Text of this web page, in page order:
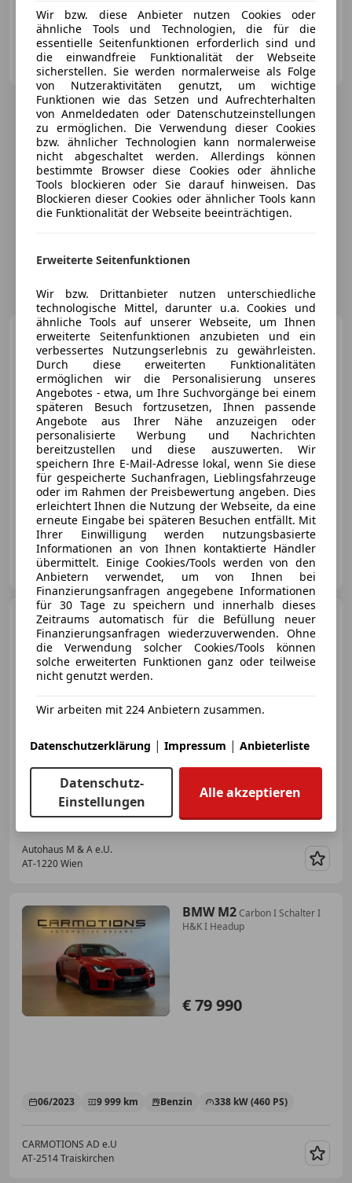
04/2026 12 003 km Benzin 221 kW (300 PS)
DENZEL Wien Oberlaa
AT-1100 Wien
BMW M2Coupé DKG LCI
Facelift Pickerl von Landesregier...
€ 46 999
05/2018 80 000 km Benzin 272 kW (370 PS)
Autopark Donaufeld GmbH
AT-1210 Wien
BMW M2M2 Coupé
Aut./2.926km/Neuw./Milltek/PPF/NP
115.000
€ 94 800
03/2026 2 926 km
Autohaus M & A e.U.
AT-1220 Wien
BMW M2Carbon I Schalter I
H&K I Headup
€ 79 990
06/2023 9 999 km Benzin 338 kW (460 PS)
CARMOTIONS AD e.U
AT-2514 Traiskirchen
Wir bzw. diese Anbieter nutzen Cookies oder
ähnliche Tools und Technologien, die für die
essentielle Seitenfunktionen erforderlich sind und
die einwandfreie Funktionalität der Webseite
sicherstellen. Sie werden normalerweise als Folge
von Nutzeraktivitäten genutzt, um wichtige
Funktionen wie das Setzen und Aufrechterhalten
von Anmeldedaten oder Datenschutzeinstellungen
zu ermöglichen. Die Verwendung dieser Cookies
bzw. ähnlicher Technologien kann normalerweise
nicht abgeschaltet werden. Allerdings können
bestimmte Browser diese Cookies oder ähnliche
Tools blockieren oder Sie darauf hinweisen. Das
Blockieren dieser Cookies oder ähnlicher Tools kann
die Funktionalität der Webseite beeinträchtigen.
Erweiterte Seitenfunktionen
Wir bzw. Drittanbieter nutzen unterschiedliche
technologische Mittel, darunter u.a. Cookies und
ähnliche Tools auf unserer Webseite, um Ihnen
erweiterte Seitenfunktionen anzubieten und ein
verbessertes Nutzungserlebnis zu gewährleisten.
Durch diese erweiterten Funktionalitäten
ermöglichen wir die Personalisierung unseres
Angebotes - etwa, um Ihre Suchvorgänge bei einem
späteren Besuch fortzusetzen, Ihnen passende
Angebote aus Ihrer Nähe anzuzeigen oder
personalisierte Werbung und Nachrichten
bereitzustellen und diese auszuwerten. Wir
speichern Ihre E-Mail-Adresse lokal, wenn Sie diese
für gespeicherte Suchanfragen, Lieblingsfahrzeuge
oder im Rahmen der Preisbewertung angeben. Dies
erleichtert Ihnen die Nutzung der Webseite, da eine
erneute Eingabe bei späteren Besuchen entfällt. Mit
Ihrer Einwilligung werden nutzungsbasierte
Informationen an von Ihnen kontaktierte Händler
übermittelt. Einige Cookies/Tools werden von den
Anbietern verwendet, um von Ihnen bei
Finanzierungsanfragen angegebene Informationen
für 30 Tage zu speichern und innerhalb dieses
Zeitraums automatisch für die Befüllung neuer
Finanzierungsanfragen wiederzuverwenden. Ohne
die Verwendung solcher Cookies/Tools können
solche erweiterten Funktionen ganz oder teilweise
nicht genutzt werden.
Wir arbeiten mit 224 Anbietern zusammen.
Datenschutzerklärung | Impressum | Anbieterliste
Datenschutz-
Einstellungen
Alle akzeptieren